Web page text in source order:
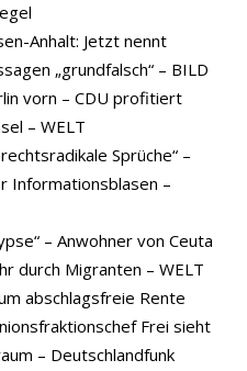
Anhalt: Jetzt nennt
„grundfalsch“ – BILD
vorn – CDU profitiert
– WELT
Sprüche“ –
Informationsblasen –
– Anwohner von Ceuta
durch Migranten – WELT
abschlagsfreie Rente
Frei sieht
– Deutschlandfunk